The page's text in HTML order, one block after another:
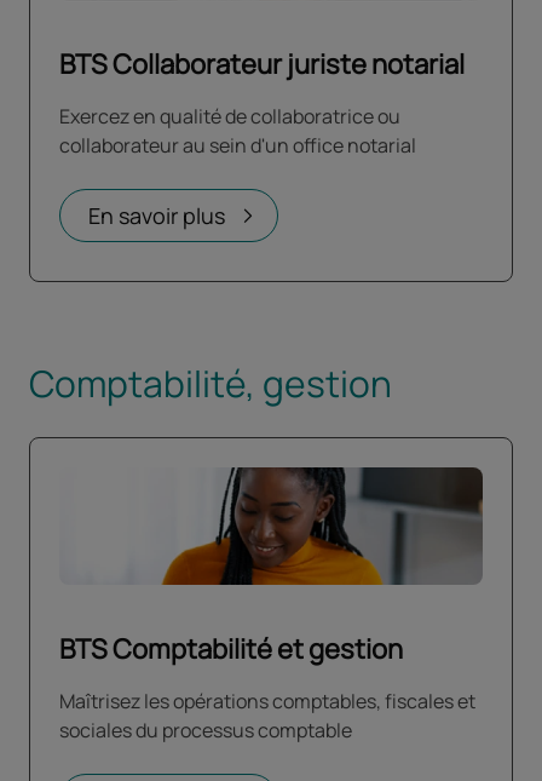
BTS Collaborateur juriste notarial
Exercez en qualité de collaboratrice ou
collaborateur au sein d'un office notarial
En savoir plus
Comptabilité, gestion
BTS Comptabilité et gestion
Maîtrisez les opérations comptables, fiscales et
sociales du processus comptable